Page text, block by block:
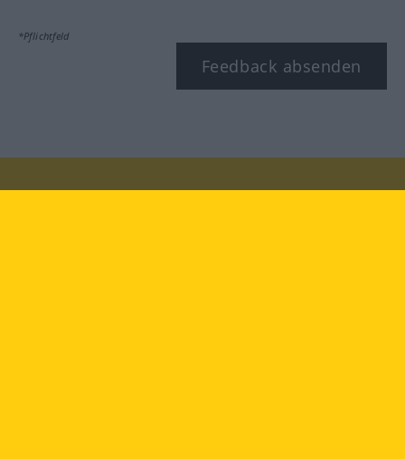
*Pflichtfeld
Feedback absenden